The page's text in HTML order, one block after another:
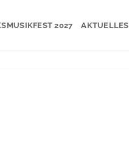
2027 AKTUELLES